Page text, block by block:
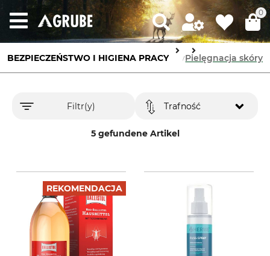
0
BEZPIECZEŃSTWO I HIGIENA PRACY
Ochrona skóryPielęgnacja skóry
Filtr(y)
5 gefundene Artikel
Trafność
REKOMENDACJA